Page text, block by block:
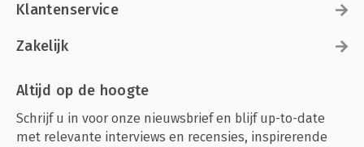
Klantenservice
Zakelijk
Altijd op de hoogte
Schrijf u in voor onze nieuwsbrief en blijf up-to-date
met relevante interviews en recensies, inspirerende